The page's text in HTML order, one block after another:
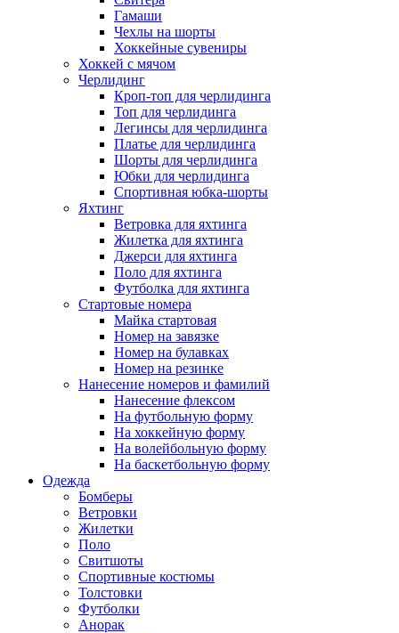
Гамаши
Чехлы на шорты
Хоккейные сувениры
Хоккей с мячом
Черлидинг
Кроп-топ для черлидинга
Топ для черлидинга
Легинсы для черлидинга
Платье для черлидинга
Шорты для черлидинга
Юбки для черлидинга
Спортивная юбка-шорты
Яхтинг
Ветровка для яхтинга
Жилетка для яхтинга
Джерси для яхтинга
Поло для яхтинга
Футболка для яхтинга
Стартовые номера
Майка стартовая
Номер на завязке
Номер на булавках
Номер на резинке
Нанесение номеров и фамилий
Нанесение флексом
На футбольную форму
На хоккейную форму
На волейбольную форму
На баскетбольную форму
Одежда
Бомберы
Ветровки
Жилетки
Поло
Свитшоты
Спортивные костюмы
Толстовки
Футболки
Анорак